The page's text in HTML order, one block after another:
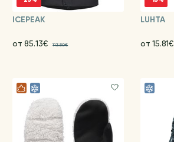
ICEPEAK
от 85.13€ 113.50€
LUHTA
от 15.81€